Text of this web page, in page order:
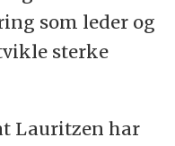
som leder og
sterke
Lauritzen har